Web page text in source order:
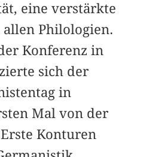
eine verstärkte
Philologien.
Konferenz in
sich der
in
Mal von der
Konturen